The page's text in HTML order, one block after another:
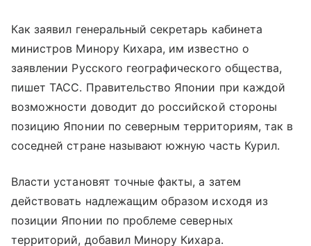
Как заявил генеральный секретарь кабинета
министров Минору Кихара, им известно о
заявлении Русского географического общества,
пишет ТАСС. Правительство Японии при каждой
возможности доводит до российской стороны
позицию Японии по северным территориям, так в
соседней стране называют южную часть Курил.
Власти установят точные факты, а затем
действовать надлежащим образом исходя из
позиции Японии по проблеме северных
территорий, добавил Минору Кихара.